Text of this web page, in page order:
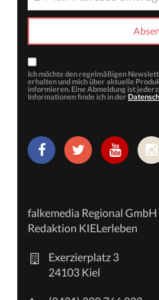
Ich möchte den regelmäßigen
erhalten und mich über aktuelle
informieren. Eine Abmeldung ist
Informationen finde ich in der
falkemedia Regional GmbH
Redaktion KIELerleben
Exerzierplatz 3
24103 Kiel